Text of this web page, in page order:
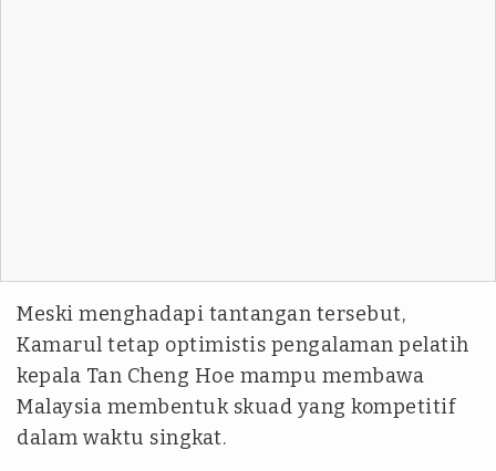
Meski menghadapi tantangan tersebut,
Kamarul tetap optimistis pengalaman pelatih
kepala Tan Cheng Hoe mampu membawa
Malaysia membentuk skuad yang kompetitif
dalam waktu singkat.